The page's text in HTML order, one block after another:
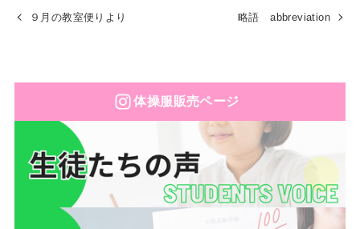
９月の教室便りより 略語 abbreviation
体操服販売ページ